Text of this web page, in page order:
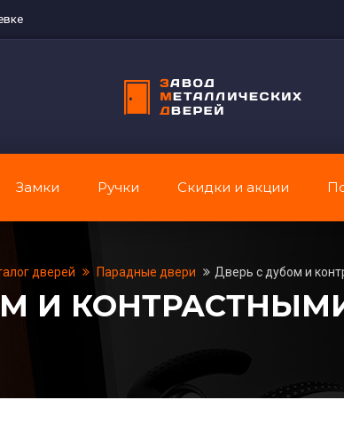
Замки Ручки Скидки и акции
дверей Парадные двери Дверь с дубом и
И